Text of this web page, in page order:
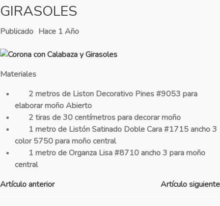
GIRASOLES
Publicado Hace 1 Año
Materiales
2 metros de Liston Decorativo Pines #9053 para
elaborar moño Abierto
2 tiras de 30 centímetros para decorar moño
1 metro de Listón Satinado Doble Cara #1715 ancho 3
color 5750 para moño central
1 metro de Organza Lisa #8710 ancho 3 para moño
central
Artículo anterior
Artículo siguiente